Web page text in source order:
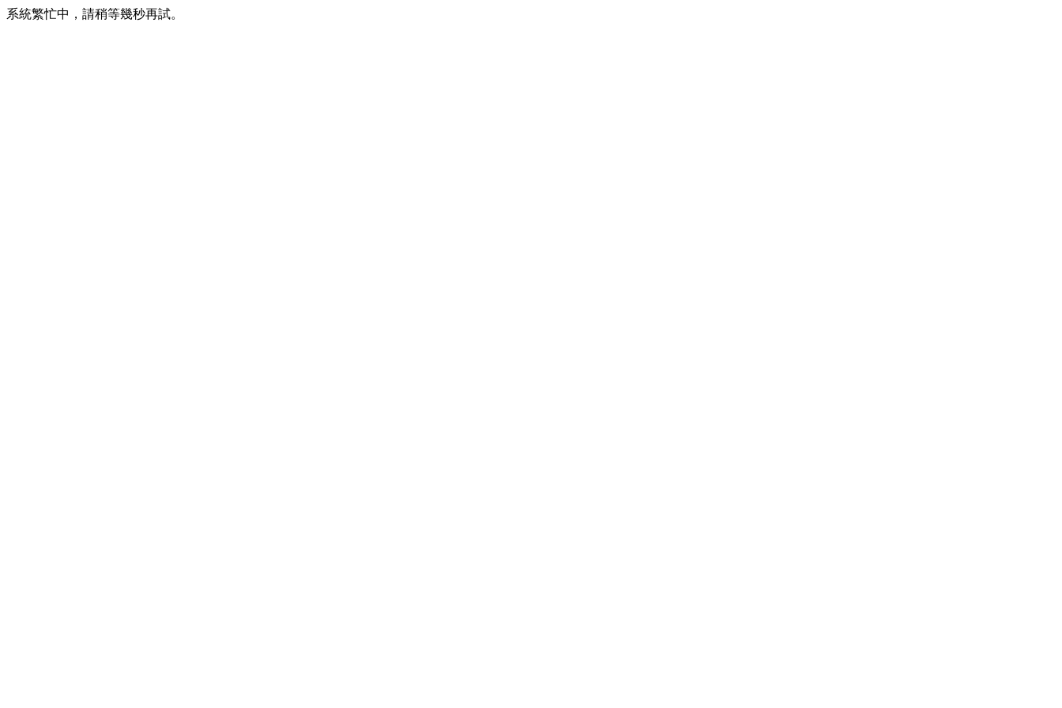
系統繁忙中，請稍等幾秒再試。